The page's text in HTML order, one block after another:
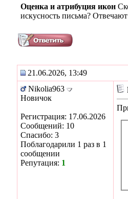
Оценка и атрибуция икон
искусность письма?
21.06.2026, 13:49
Nikolia963
Новичок
Регистрация: 17.06.2026
Сообщений: 10
Спасибо: 3
Поблагодарили 1 раз в 1
сообщении
Репутация: 1